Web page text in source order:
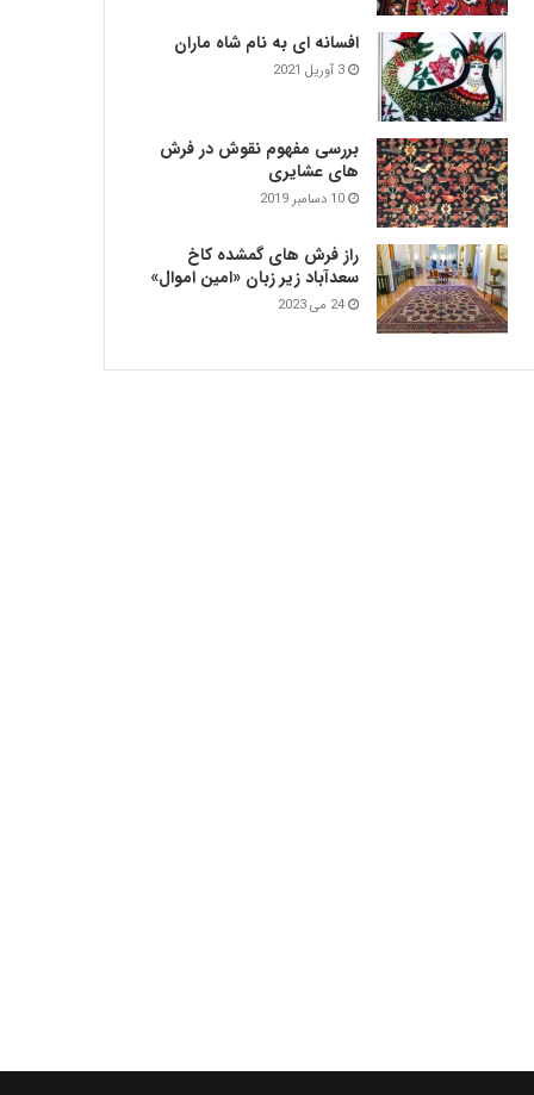
افسانه ای به نام شاه ماران
3 آوریل 2021
بررسی مفهوم نقوش در فرش‌
های عشایری
10 دسامبر 2019
راز فرش های گمشده کاخ
سعدآباد زیر زبان «امین اموال»
24 می 2023